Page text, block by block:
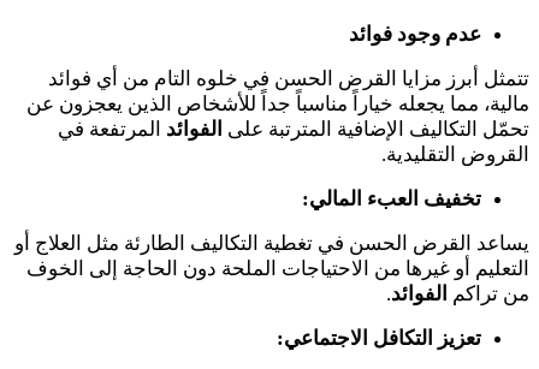
عدم وجود فوائد
تتمثل أبرز مزايا القرض الحسن في خلوه التام من أي فوائد
مالية، مما يجعله خياراً مناسباً جداً للأشخاص الذين يعجزون عن
تحمّل التكاليف الإضافية المترتبة على الفوائد المرتفعة في
القروض التقليدية.
تخفيف العبء المالي:
يساعد القرض الحسن في تغطية التكاليف الطارئة مثل العلاج أو
التعليم أو غيرها من الاحتياجات الملحة دون الحاجة إلى الخوف
من تراكم الفوائد.
تعزيز التكافل الاجتماعي: